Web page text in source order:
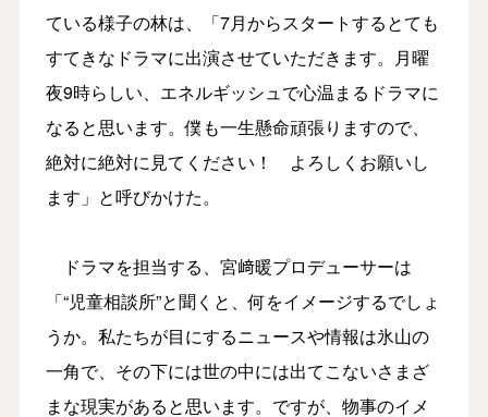
ている様子の林は、「7月からスタートするとても
すてきなドラマに出演させていただきます。月曜
夜9時らしい、エネルギッシュで心温まるドラマに
なると思います。僕も一生懸命頑張りますので、
絶対に絶対に見てください！ よろしくお願いし
ます」と呼びかけた。
ドラマを担当する、宮﨑暖プロデューサーは
「“児童相談所”と聞くと、何をイメージするでしょ
うか。私たちが目にするニュースや情報は氷山の
一角で、その下には世の中には出てこないさまざ
まな現実があると思います。ですが、物事のイメ